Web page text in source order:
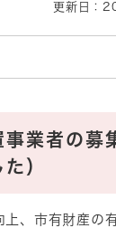
更新日：
事業者の
）
、市有財産の